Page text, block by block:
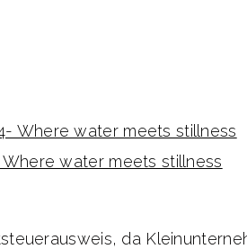
Where water meets stillness
da